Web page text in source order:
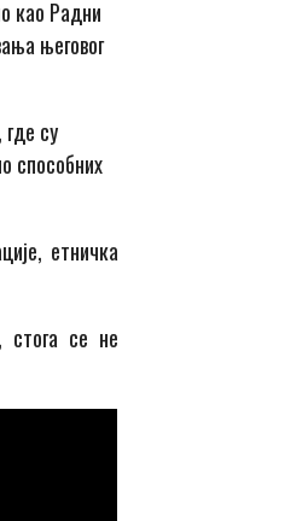
као Радни
његовог
су
способних
етничка
стога се не